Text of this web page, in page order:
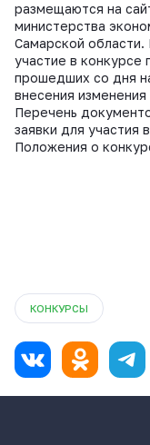
размещаются на
министерства
Самарской области.
участие в конкурсе
прошедших со дня
внесения
Перечень
заявки для участия
Положения о
КОНКУРСЫ